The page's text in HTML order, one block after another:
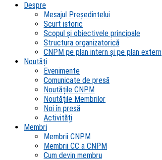
Despre
Mesajul Președintelui
Scurt istoric
Scopul şi obiectivele principale
Structura organizatorică
CNPM pe plan intern şi pe plan extern
Noutăți
Evenimente
Comunicate de presă
Noutățile CNPM
Noutățile Membrilor
Noi în presă
Activități
Membri
Membrii CNPM
Membrii CC a CNPM
Cum devin membru